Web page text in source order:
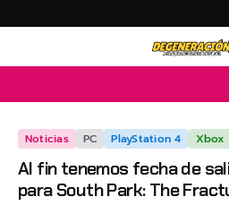
Noticias PC PlayStation 4 Xbox
Al fin tenemos fecha de
para South Park: The